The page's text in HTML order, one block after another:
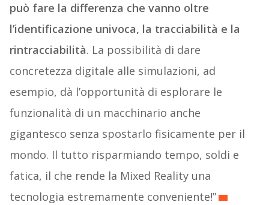
può fare la differenza che vanno oltre
l’identificazione univoca, la tracciabilità e la
rintracciabilità. La possibilità di dare
concretezza digitale alle simulazioni, ad
esempio, dà l’opportunità di esplorare le
funzionalità di un macchinario anche
gigantesco senza spostarlo fisicamente per il
mondo. Il tutto risparmiando tempo, soldi e
fatica, il che rende la Mixed Reality una
tecnologia estremamente conveniente!”